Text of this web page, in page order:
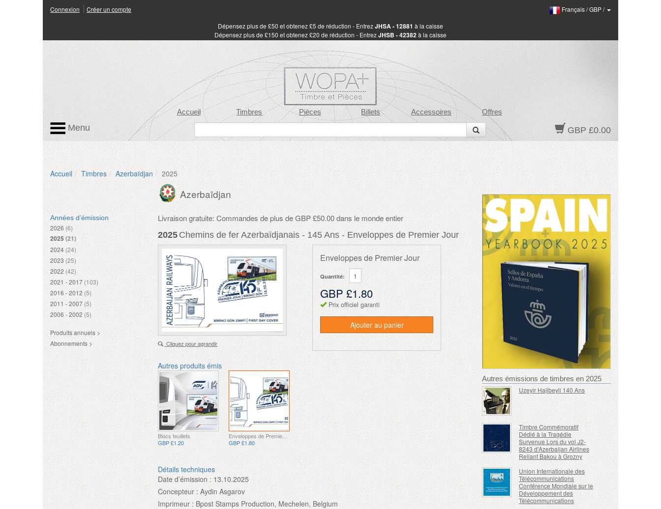
Connexion Créer un compte Français/GBP/
Dépensez plus de £50 et obtenez £5 de réduction - EntrezJHSA - 12881 à la caisse
Dépensez plus de £150 et obtenez £20 de réduction - EntrezJHSB - 42382à la caisse
Accueil Timbres Pièces Billets Accessoires Offres
GBP £0.00
Menu
Accueil Timbres Azerbaïdjan 2025
Années d’émission
2026 (6)
2025 (21)
2024 (24)
2023 (25)
2022 (42)
2021 - 2017 (103)
2016 - 2012 (5)
2011 - 2007 (5)
2006 - 2002 (5)
Produits annuels >
Abonnements >
Azerbaïdjan
Livraison gratuite: Commandes de plus de GBP £50.00 dans le monde entier
2025 Chemins de fer Azerbaïdjanais - 145 Ans - Enveloppes de Premier Jour
Cliquez pour agrandir
Enveloppes de Premier Jour
Quantité:
GBP £1.80
Prix officiel garanti
Ajouter au panier
Autres produits émis
Blocs feuillets
GBP £1.20
Enveloppes de Premier Jour
GBP £1.80
Détails techniques
Date d’émission : 13.10.2025
Concepteur : Aydin Asgarov
Imprimeur : Bpost Stamps Production, Mechelen, Belgium
Autres émissions de timbres en 2025
Uzeyir Hajibeyli 140 Ans
Timbre Commémoratif
Dédié à la Tragédie
Survenue Lors du vol J2-
8243 d'Azerbaijan Airlines
Reliant Bakou à Grozny
Union Internationale des
Télécommunications
Conférence Mondiale sur le
Développement des
Télécommunications